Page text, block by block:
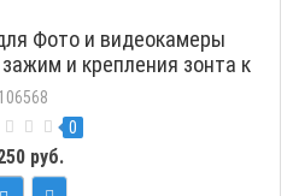
Фото и видеокамеры
и крепления зонта к
камере
106568
0
руб.